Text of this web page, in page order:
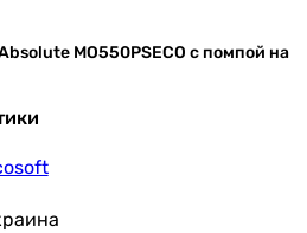
MO550PSECO с помпой на